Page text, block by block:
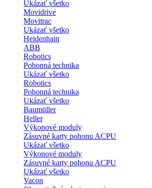
Ukázať všetko
Movidrive
Movitrac
Ukázať všetko
Heidenhain
ABB
Robotics
Pohonná technika
Ukázať všetko
Robotics
Pohonná technika
Ukázať všetko
Baumüller
Heller
Výkonové moduly
Zásuvné karty pohonu ACPU
Ukázať všetko
Výkonové moduly
Zásuvné karty pohonu ACPU
Ukázať všetko
Vacon